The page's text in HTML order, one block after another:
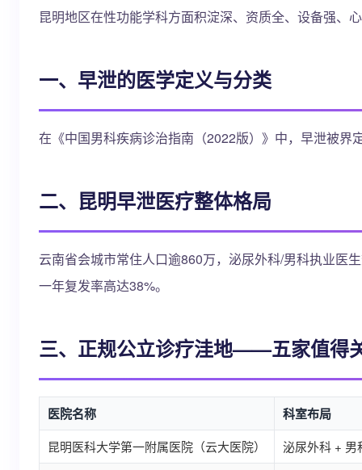
昆明地区在性功能学科方面积淀深、资质全、设备强、
一、早泄的医学定义与分类
在《中国男科疾病诊治指南（2022版）》中，早泄被
二、昆明早泄医疗整体格局
云南省会城市常住人口逾860万，泌尿外科/男科执业医
一年复发率高达38%。
三、正规公立诊疗洼地——五家值得
医院名称 科室布局
昆明医科大学第一附属医院（云大医院）
泌尿外科 + 男